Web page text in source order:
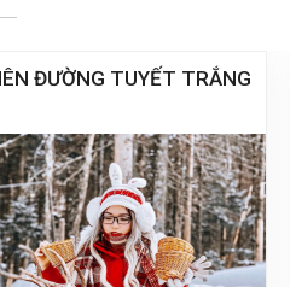
ĐƯỜNG TUYẾT TRẮNG